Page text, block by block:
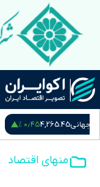
سکه امامی185,015,000۰٫۵۴ %
منهای اقتصاد